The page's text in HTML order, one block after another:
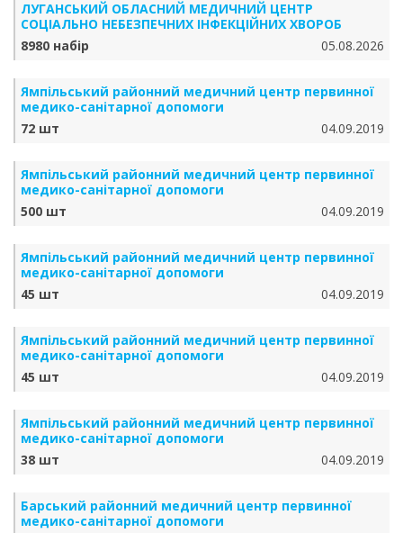
ЛУГАНСЬКИЙ ОБЛАСНИЙ МЕДИЧНИЙ ЦЕНТР
СОЦІАЛЬНО НЕБЕЗПЕЧНИХ ІНФЕКЦІЙНИХ ХВОРОБ
8980 набір
05.08.2026
Ямпільський районний медичний центр первинної
медико-санітарної допомоги
72 шт
04.09.2019
Ямпільський районний медичний центр первинної
медико-санітарної допомоги
500 шт
04.09.2019
Ямпільський районний медичний центр первинної
медико-санітарної допомоги
45 шт
04.09.2019
Ямпільський районний медичний центр первинної
медико-санітарної допомоги
45 шт
04.09.2019
Ямпільський районний медичний центр первинної
медико-санітарної допомоги
38 шт
04.09.2019
Барський районний медичний центр первинної
медико-санітарної допомоги